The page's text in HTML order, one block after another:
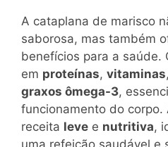
A cataplana de marisco
saborosa, mas também
benefícios para a saúde.
em proteínas, vitaminas,
graxos ômega-3,
funcionamento do corpo.
receita leve e nutritiva,